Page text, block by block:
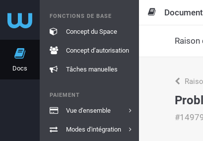
Docs
FONCTIONS DE BASE
Concept du Space
Concept d’autorisation
Tâches manuelles
PAIEMENT
Vue d'ensemble
Modes d'intégration
Raison